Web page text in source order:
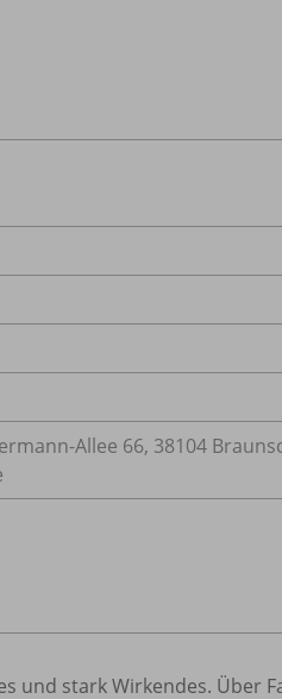
Allee 66, 38104
und stark Wirkendes. Über